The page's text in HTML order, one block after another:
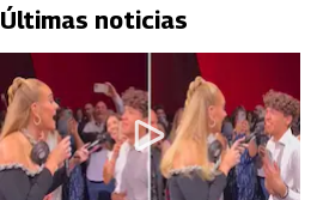
Últimas noticias